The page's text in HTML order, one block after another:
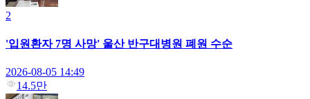
2
'입원환자 7명 사망' 울산 반구대병원 폐원 수순
2026-08-05 14:49
14.5만